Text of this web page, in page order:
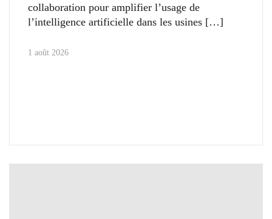
collaboration pour amplifier l’usage de
l’intelligence artificielle dans les usines
1 août 2026